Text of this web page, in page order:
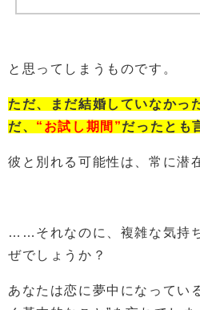
と思ってしまうものです。
ただ、 まだ結婚していなかっ
だ、 “お試し期間”だったとも
彼と別れる可能性は、常に潜
……それなのに、複雑な気持
ぜでしょうか？
あなたは恋に夢中になってい